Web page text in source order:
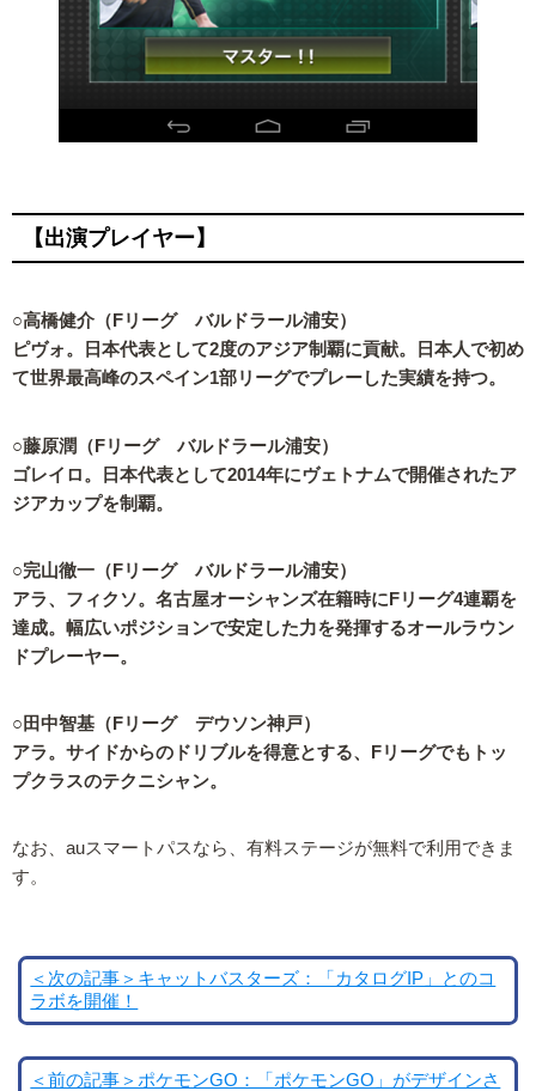
【出演プレイヤー】
○高橋健介（Fリーグ バルドラール浦安）
ピヴォ。日本代表として2度のアジア制覇に貢献。日本人で初め
て世界最高峰のスペイン1部リーグでプレーした実績を持つ。
○藤原潤（Fリーグ バルドラール浦安）
ゴレイロ。日本代表として2014年にヴェトナムで開催されたア
ジアカップを制覇。
○完山徹一（Fリーグ バルドラール浦安）
アラ、フィクソ。名古屋オーシャンズ在籍時にFリーグ4連覇を
達成。幅広いポジションで安定した力を発揮するオールラウン
ドプレーヤー。
○田中智基（Fリーグ デウソン神戸）
アラ。サイドからのドリブルを得意とする、Fリーグでもトッ
プクラスのテクニシャン。
なお、auスマートパスなら、有料ステージが無料で利用できま
す。
＜次の記事＞キャットバスターズ：「カタログIP」とのコ
ラボを開催！
＜前の記事＞ポケモンGO：「ポケモンGO」がデザインさ